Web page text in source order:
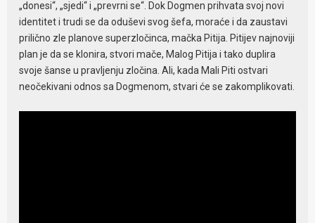
„donesi“, „sjedi“ i „prevrni se“. Dok Dogmen prihvata svoj novi
identitet i trudi se da oduševi svog šefa, moraće i da zaustavi
prilično zle planove superzločinca, mačka Pitija. Pitijev najnoviji
plan je da se klonira, stvori mače, Malog Pitija i tako duplira
svoje šanse u pravljenju zločina. Ali, kada Mali Piti ostvari
neočekivani odnos sa Dogmenom, stvari će se zakomplikovati.